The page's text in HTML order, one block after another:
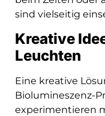
sind vielseitig
Kreative
Leuchten
Eine kreative
Biolumineszenz-
experimentieren